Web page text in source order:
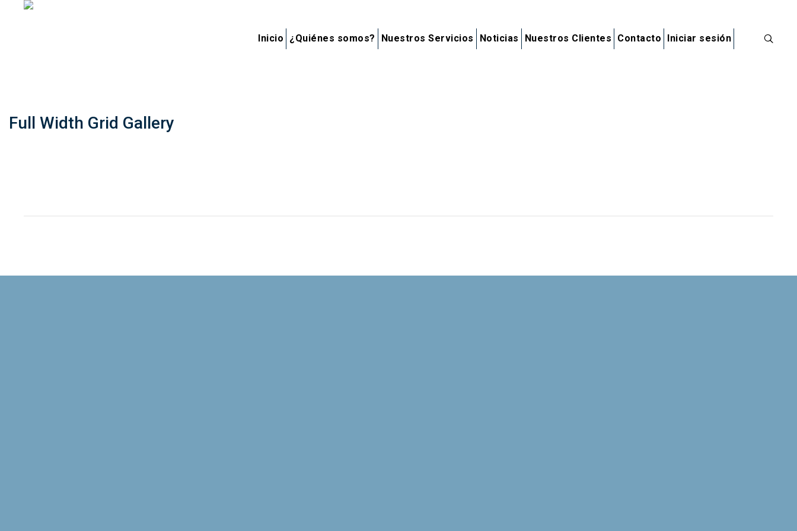
Inicio ¿Quiénes somos? Nuestros Servicios Noticias Nuestros Clientes Contacto Iniciar sesión
Full Width Grid Gallery